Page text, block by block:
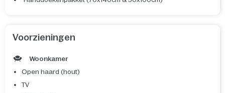
Voorzieningen
Woonkamer
Open haard (hout)
TV